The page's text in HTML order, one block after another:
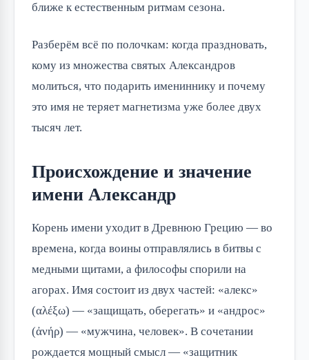
ближе к естественным ритмам сезона.
Разберём всё по полочкам: когда праздновать,
кому из множества святых Александров
молиться, что подарить имениннику и почему
это имя не теряет магнетизма уже более двух
тысяч лет.
Происхождение и значение
имени Александр
Корень имени уходит в Древнюю Грецию — во
времена, когда воины отправлялись в битвы с
медными щитами, а философы спорили на
агорах. Имя состоит из двух частей: «алекс»
(αλέξω) — «защищать, оберегать» и «андрос»
(ἀνήρ) — «мужчина, человек». В сочетании
рождается мощный смысл — «защитник